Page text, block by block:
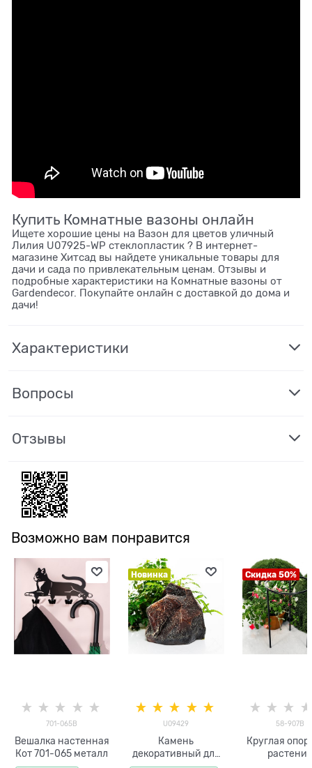
Купить Комнатные вазоны онлайн
Ищете хорошие цены на Вазон для цветов уличный
Лилия U07925-WP стеклопластик ? В интернет-
магазине Хитсад вы найдете уникальные товары для
дачи и сада по привлекательным ценам. Отзывы и
подробные характеристики на Комнатные вазоны от
Gardendecor. Покупайте онлайн с доставкой до дома и
дачи!
Характеристики
Вопросы
Отзывы
Возможно вам понравится
701-065B
Вешалка настенная
Кот 701-065 металл
Новинка
U09429
Камень
декоративный для
Скидка 50%
58-907B
Круглая